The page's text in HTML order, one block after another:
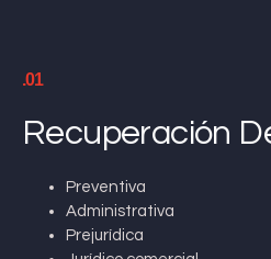
.01
Recuperación
Preventiva
Administrativa
Prejurídica